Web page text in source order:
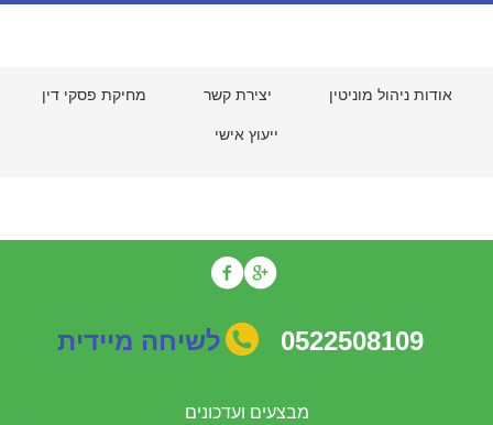
אודות ניהול מוניטין יצירת קשר מחיקת פסקי דין
ייעוץ אישי
0522508109 לשיחה מיידית
מבצעים ועדכונים